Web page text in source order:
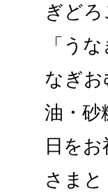
ぎど
「う
なぎお
油・砂
日を
さま